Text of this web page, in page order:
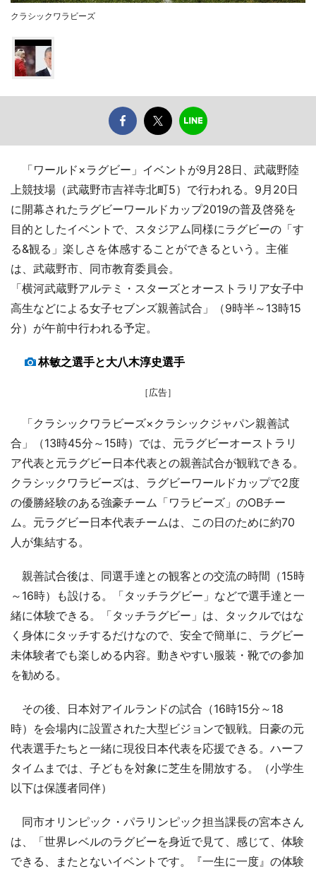
クラシックワラビーズ
「ワールド×ラグビー」イベントが9月28日、武蔵野陸
上競技場（武蔵野市吉祥寺北町5）で行われる。9月20日
に開幕されたラグビーワールドカップ2019の普及啓発を
目的としたイベントで、スタジアム同様にラグビーの「す
る&観る」楽しさを体感することができるという。主催
は、武蔵野市、同市教育委員会。
「横河武蔵野アルテミ・スターズとオーストラリア女子中
高生などによる女子セブンズ親善試合」（9時半～13時15
分）が午前中行われる予定。
林敏之選手と大八木淳史選手
［広告］
「クラシックワラビーズ×クラシックジャパン親善試
合」（13時45分～15時）では、元ラグビーオーストラリ
ア代表と元ラグビー日本代表との親善試合が観戦できる。
クラシックワラビーズは、ラグビーワールドカップで2度
の優勝経験のある強豪チーム「ワラビーズ」のOBチー
ム。元ラグビー日本代表チームは、この日のために約70
人が集結する。
親善試合後は、同選手達との観客との交流の時間（15時
～16時）も設ける。「タッチラグビー」などで選手達と一
緒に体験できる。「タッチラグビー」は、タックルではな
く身体にタッチするだけなので、安全で簡単に、ラグビー
未体験者でも楽しめる内容。動きやすい服装・靴での参加
を勧める。
その後、日本対アイルランドの試合（16時15分～18
時）を会場内に設置された大型ビジョンで観戦。日豪の元
代表選手たちと一緒に現役日本代表を応援できる。ハーフ
タイムまでは、子どもを対象に芝生を開放する。（小学生
以下は保護者同伴）
同市オリンピック・パラリンピック担当課長の宮本さん
は、「世界レベルのラグビーを身近で見て、感じて、体験
できる、またとないイベントです。『一生に一度』の体験